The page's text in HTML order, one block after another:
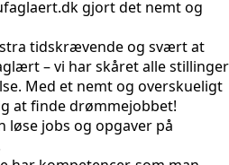
gjort det nemt og
tidskrævende og svært at
– vi har skåret alle stillinger
Med et nemt og overskueligt
at finde drømmejobbet!
jobs og opgaver på